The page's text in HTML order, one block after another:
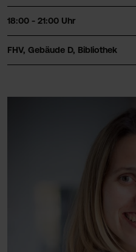
18:00 - 21:00 Uhr
FHV, Gebäude D, Bibliothek